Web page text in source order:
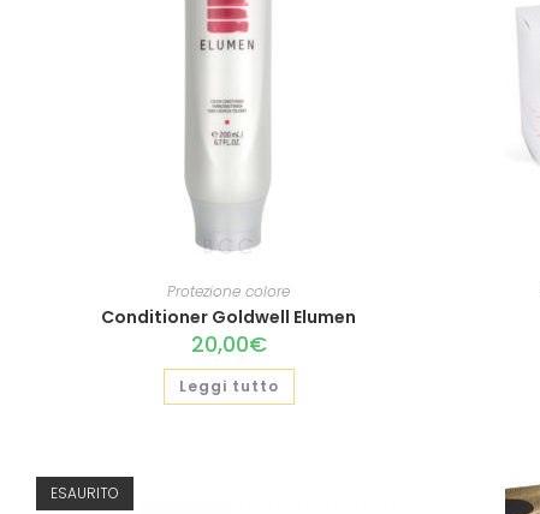
Protezione colore
Conditioner Goldwell Elumen
20,00€
Leggi tutto
ESAURITO